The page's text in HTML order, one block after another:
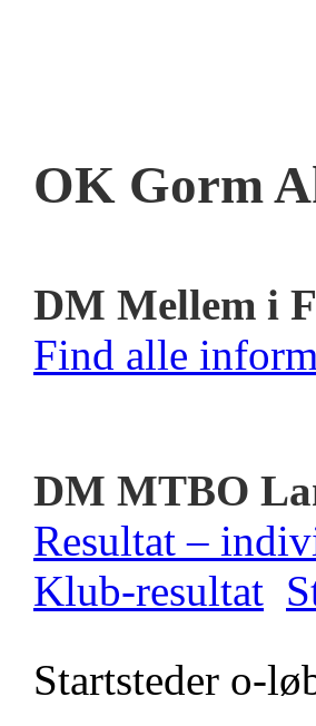
OK Gorm
DM Mellem i
Find alle
DM MTBO
Resultat –
Klub-resultat
Startsteder o-